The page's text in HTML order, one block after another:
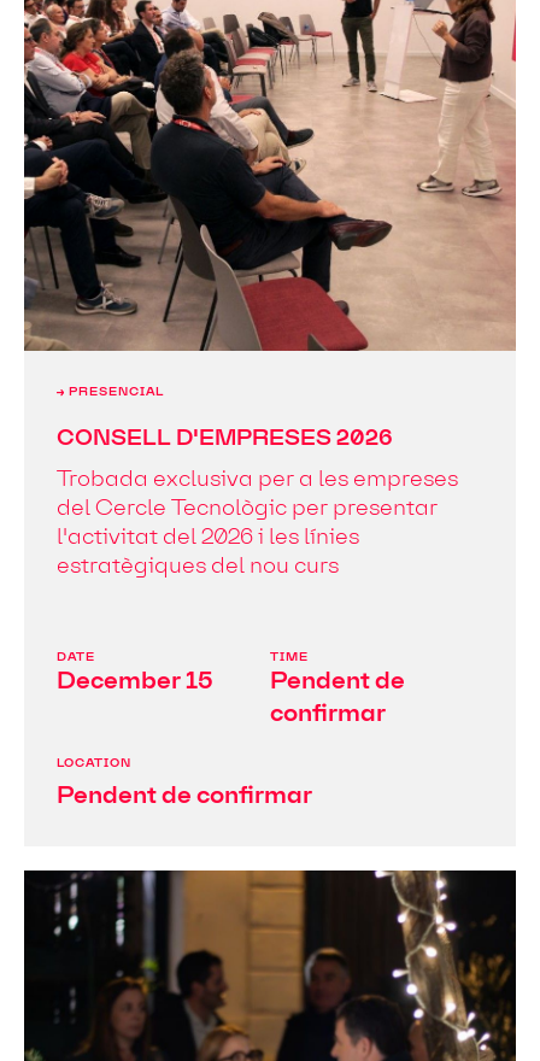
→ PRESENCIAL
CONSELL D'EMPRESES 2026
Trobada exclusiva per a les empreses
del Cercle Tecnològic per presentar
l'activitat del 2026 i les línies
estratègiques del nou curs
DATE TIME
December 15
Pendent de
confirmar
LOCATION
Pendent de confirmar